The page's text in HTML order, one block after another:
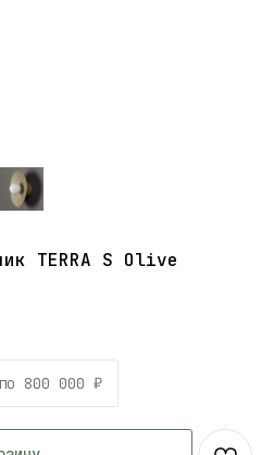
TERRA S Olive
800 000 ₽